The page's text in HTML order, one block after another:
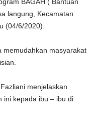
langung, Kecamatan
(04/6/2020).
memudahkan masyarakat
menjelaskan
ini kepada ibu – ibu di